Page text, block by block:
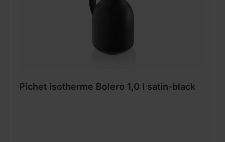
Pichet isotherme Bolero 1,0 l satin-black